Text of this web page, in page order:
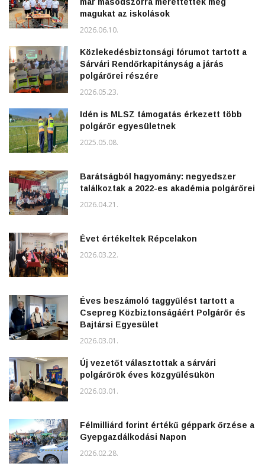
már másodszorra mérettették meg
magukat az iskolások
2026.06.10.
Közlekedésbiztonsági fórumot tartott a
Sárvári Rendőrkapitányság a járás
polgárőrei részére
2026.05.23.
Idén is MLSZ támogatás érkezett több
polgárőr egyesületnek
2025.05.08.
Barátságból hagyomány: negyedszer
találkoztak a 2022-es akadémia polgárőrei
2026.04.21.
Évet értékeltek Répcelakon
2026.03.22.
Éves beszámoló taggyűlést tartott a
Csepreg Közbiztonságáért Polgárőr és
Bajtársi Egyesület
2026.03.01.
Új vezetőt választottak a sárvári
polgárőrök éves közgyűlésükön
2026.03.01.
Félmilliárd forint értékű géppark őrzése a
Gyepgazdálkodási Napon
2026.02.28.